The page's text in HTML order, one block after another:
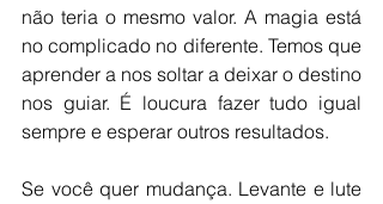
não teria o mesmo valor. A magia está
no complicado no diferente. Temos que
aprender a nos soltar a deixar o destino
nos guiar. É loucura fazer tudo igual
sempre e esperar outros resultados.
Se você quer mudança. Levante e lute